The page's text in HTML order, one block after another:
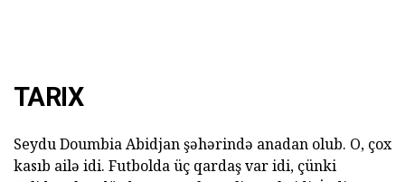
TARIX
Seydu Doumbia Abidjan şəhərində anadan olub. O, çox
kasıb ailə idi. Futbolda üç qardaş var idi, çünki